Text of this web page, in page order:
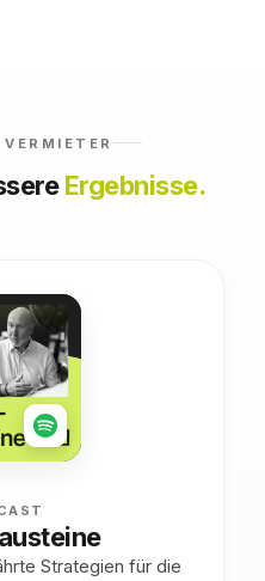
Ergebnisse.
Strategien für die